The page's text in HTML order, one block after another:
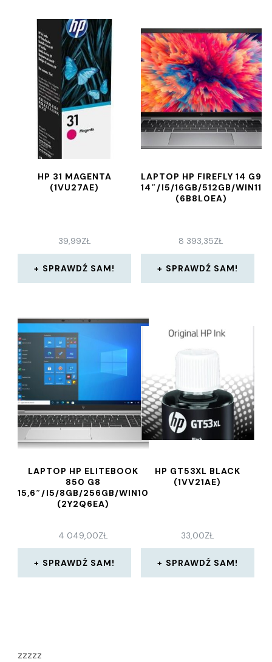
HP 31 MAGENTA
(1VU27AE)
39,99ZŁ
SPRAWDŹ SAM!
LAPTOP HP FIREFLY 14 G9
14″/I5/16GB/512GB/WIN11
(6B8L0EA)
8 393,35ZŁ
SPRAWDŹ SAM!
LAPTOP HP ELITEBOOK
850 G8
15,6″/I5/8GB/256GB/WIN10
(2Y2Q6EA)
4 049,00ZŁ
SPRAWDŹ SAM!
HP GT53XL BLACK
(1VV21AE)
33,00ZŁ
SPRAWDŹ SAM!
zzzzz